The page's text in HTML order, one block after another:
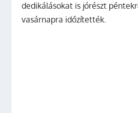
dedikálásokat is jórészt
vasárnapra időzítették.